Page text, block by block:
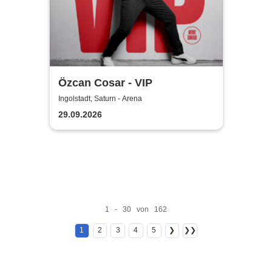
Özcan Cosar - VIP
Ingolstadt, Saturn - Arena
29.09.2026
1 - 30 von 162
1 2 3 4 5 ❯ ❯❯